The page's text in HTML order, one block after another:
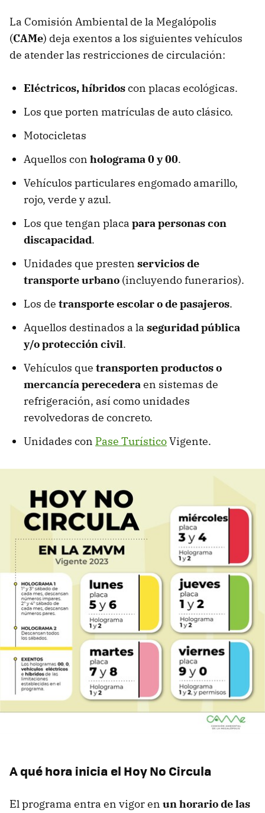
La Comisión Ambiental de la Megalópolis
(CAMe) deja exentos a los siguientes vehículos
de atender las restricciones de circulación:
Eléctricos, híbridoscon placas ecológicas.
Los que porten matrículas de auto clásico.
Motocicletas
Aquellos con holograma 0 y 00.
Vehículos particulares engomado amarillo,
rojo, verde y azul.
Los que tengan placa para personas con
discapacidad.
Unidades que presten servicios de
transporteurbano (incluyendo funerarios).
Los de transporte escolar o de pasajeros.
Aquellos destinados a la seguridad pública
y/o protección civil.
Vehículos que transporten productos o
mercancía perecederaen sistemas de
refrigeración, así como unidades
revolvedoras de concreto.
Unidades con Pase TurísticoVigente.
A qué hora inicia el Hoy No Circula
El programa entra en vigor en un horario de las